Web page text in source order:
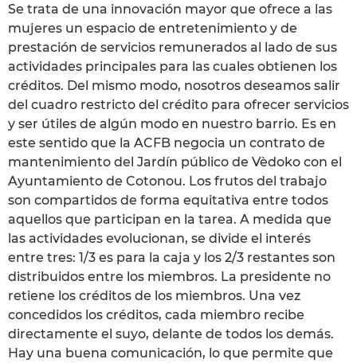
Se trata de una innovación mayor que ofrece a las
mujeres un espacio de entretenimiento y de
prestación de servicios remunerados al lado de sus
actividades principales para las cuales obtienen los
créditos. Del mismo modo, nosotros deseamos salir
del cuadro restricto del crédito para ofrecer servicios
y ser útiles de algún modo en nuestro barrio. Es en
este sentido que la ACFB negocia un contrato de
mantenimiento del Jardín público de Vèdoko con el
Ayuntamiento de Cotonou. Los frutos del trabajo
son compartidos de forma equitativa entre todos
aquellos que participan en la tarea. A medida que
las actividades evolucionan, se divide el interés
entre tres: 1/3 es para la caja y los 2/3 restantes son
distribuidos entre los miembros. La presidente no
retiene los créditos de los miembros. Una vez
concedidos los créditos, cada miembro recibe
directamente el suyo, delante de todos los demás.
Hay una buena comunicación, lo que permite que